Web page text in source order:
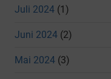
Juli 2024 (1)
Juni 2024 (2)
Mai 2024 (3)